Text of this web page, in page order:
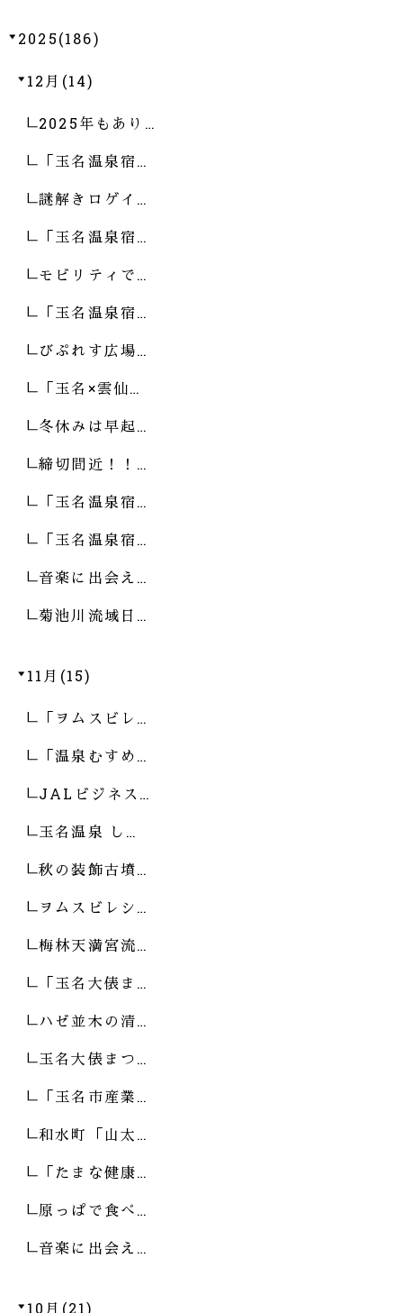
2025(186)
12月(14)
2025年もあり…
「玉名温泉宿…
謎解きロゲイ…
「玉名温泉宿…
モビリティで…
「玉名温泉宿…
びぷれす広場…
「玉名×雲仙…
冬休みは早起…
締切間近！！…
「玉名温泉宿…
「玉名温泉宿…
音楽に出会え…
菊池川流域日…
11月(15)
「ヲムスビレ…
「温泉むすめ…
JALビジネス…
玉名温泉 し…
秋の装飾古墳…
ヲムスビレシ…
梅林天満宮流…
「玉名大俵ま…
ハゼ並木の清…
玉名大俵まつ…
「玉名市産業…
和水町「山太…
「たまな健康…
原っぱで食べ…
音楽に出会え…
10月(21)